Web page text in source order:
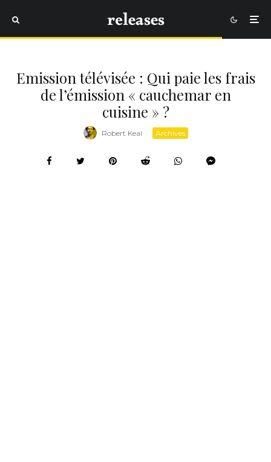
Emission télévisée : Qui paie les frais
de l’émission « cauchemar en
cuisine » ?
Robert Keal · Archives